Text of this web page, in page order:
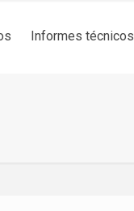
Informes técnicos